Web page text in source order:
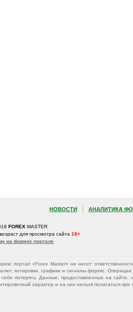
НОВОСТИ АНАЛИТИКА
FOREX MASTER
для просмотра сайта 18+
на форекс портале
портал «Forex Master» не несет
котировки, графики и сигналы форекс.
потерять. Данные, предоставленные на
характер и на них нельзя полагаться при